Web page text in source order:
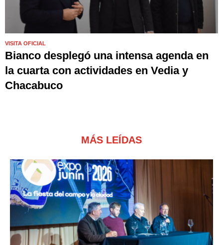
VISITA OFICIAL
Bianco desplegó una intensa agenda en
la cuarta con actividades en Vedia y
Chacabuco
MÁS LEÍDAS